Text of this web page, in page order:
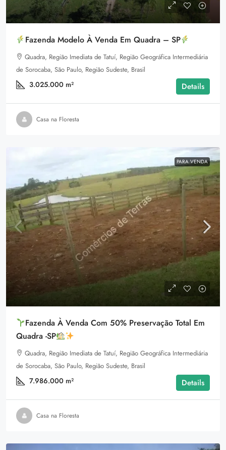
Fazenda Modelo À Venda Em Quadra – SP
Quadra, Região Imediata de Tatuí, Região Geográfica Intermediária
de Sorocaba, São Paulo, Região Sudeste, Brasil
3.025.000 m² Details
Casa na Floresta
PARA VENDA
Fazenda À Venda Com 50% Preservação Total Em
Quadra -SP
Quadra, Região Imediata de Tatuí, Região Geográfica Intermediária
de Sorocaba, São Paulo, Região Sudeste, Brasil
7.986.000 m² Details
Casa na Floresta